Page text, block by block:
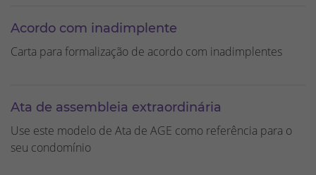
Acordo com inadimplente
Carta para formalização de acordo com inadimplentes
Ata de assembleia extraordinária
Use este modelo de Ata de AGE como referência para o
seu condomínio